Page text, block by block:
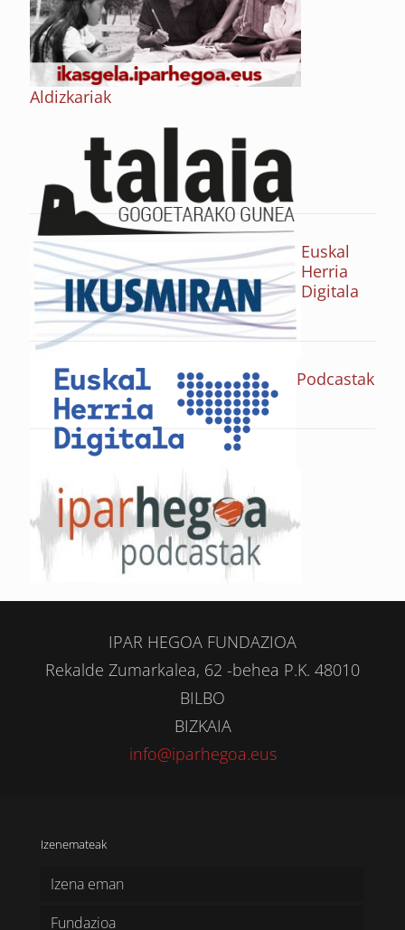
Aldizkariak
Euskal
Herria
Digitala
Podcastak
IPAR HEGOA FUNDAZIOA
Rekalde Zumarkalea, 62 -behea P.K. 48010
BILBO
BIZKAIA
info@iparhegoa.eus
Izenemateak
Izena eman
Fundazioa